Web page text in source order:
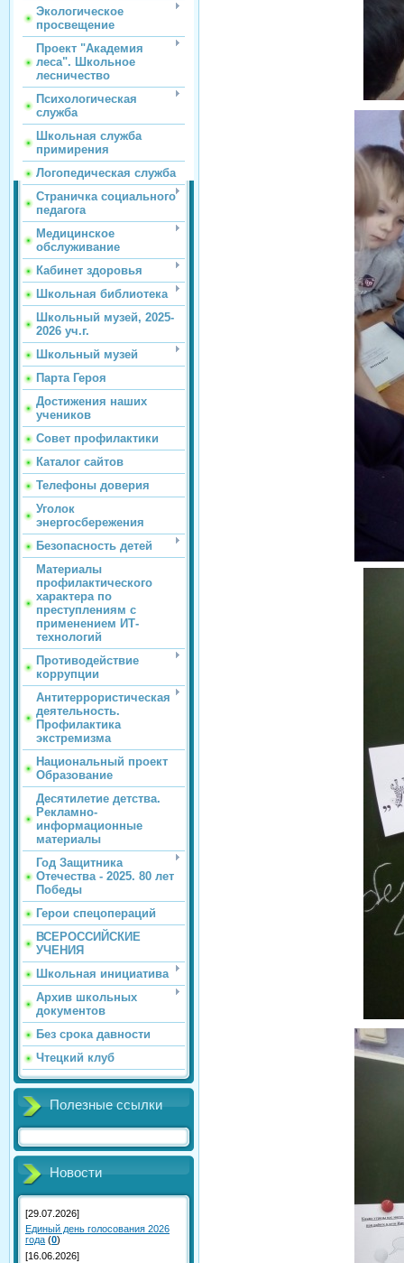
Экологическое
просвещение
Проект "Академия
леса". Школьное
лесничество
Психологическая
служба
Школьная служба
примирения
Логопедическая служба
Страничка социального
педагога
Медицинское
обслуживание
Кабинет здоровья
Школьная библиотека
Школьный музей, 2025-
2026 уч.г.
Школьный музей
Парта Героя
Достижения наших
учеников
Совет профилактики
Каталог сайтов
Телефоны доверия
Уголок
энергосбережения
Безопасность детей
Материалы
профилактического
характера по
преступлениям с
применением ИТ-
технологий
Противодействие
коррупции
Антитеррористическая
деятельность.
Профилактика
экстремизма
Национальный проект
Образование
Десятилетие детства.
Рекламно-
информационные
материалы
Год Защитника
Отечества - 2025. 80 лет
Победы
Герои спецопераций
ВСЕРОССИЙСКИЕ
УЧЕНИЯ
Школьная инициатива
Архив школьных
документов
Без срока давности
Чтецкий клуб
Полезные ссылки
Новости
[29.07.2026]
Единый день голосования 2026
года (0)
[16.06.2026]